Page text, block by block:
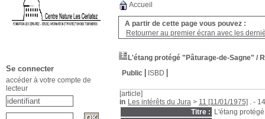
Accueil
A partir de cette page vous pouvez :
Retourner au premier écran avec les
L'étang protégé "Pâturage-de-Sagne" /
Public
ISBD
[article]
in Les intérêts du Jura > 11 [11/01/1975] . -
Titre :
L'étang
Se connecter
accéder à votre compte de
lecteur